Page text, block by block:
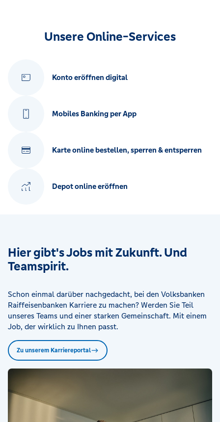
Unsere Online-Services
Konto eröffnen digital
Mobiles Banking per App
Karte online bestellen, sperren & entsperren
Depot online eröffnen
Hier gibt's Jobs mit Zukunft. Und
Teamspirit.
Schon einmal darüber nachgedacht, bei den Volksbanken
Raiffeisenbanken Karriere zu machen? Werden Sie Teil
unseres Teams und einer starken Gemeinschaft. Mit einem
Job, der wirklich zu Ihnen passt.
Zu unserem Karriereportal